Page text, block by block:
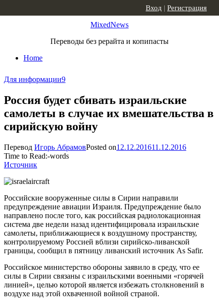
MixedNews
Переводы без рерайта и копипасты
Home
Вход | Регистрация
Для информации9
Россия будет сбивать израильские
самолеты в случае их вмешательства в
сирийскую войну
Перевод Игорь АбрамовPosted on12.12.201611.12.2016
Time to Read:-words
Источник
Российские вооруженные силы в Сирии направили
предупреждение авиации Израиля. Предупреждение было
направлено после того, как российская радиолокационная
система две недели назад идентифицировала израильские
самолеты, приближающиеся к воздушному пространству,
контролируемому Россией вблизи сирийско-ливанской
границы, сообщил в пятницу ливанский источник As Safir.
Российское министерство обороны заявило в среду, что ее
силы в Сирии связаны с израильскими военными «горячей
линией», целью которой является избежать столкновений в
воздухе над этой охваченной войной страной.